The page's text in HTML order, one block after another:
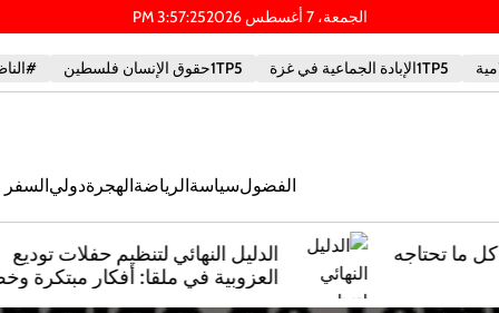
الجمعة، 7 أغسطس 2026 3:57:26
PM
1TP5الإبادة الجماعية في غزة 1TP5حقوق الإنسان فلسطين
الفضولسياسة الرياضة الهجرةدولي السفر
الدليل النهائي لتنظيم حفلات توديع
العزوبية في ملقا: أفكار مبتكرة وخطط
ملحمية